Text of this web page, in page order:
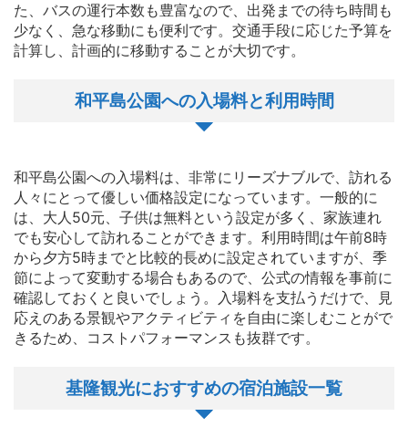
た、バスの運行本数も豊富なので、出発までの待ち時間も
少なく、急な移動にも便利です。交通手段に応じた予算を
計算し、計画的に移動することが大切です。
和平島公園への入場料と利用時間
和平島公園への入場料は、非常にリーズナブルで、訪れる
人々にとって優しい価格設定になっています。一般的に
は、大人50元、子供は無料という設定が多く、家族連れ
でも安心して訪れることができます。利用時間は午前8時
から夕方5時までと比較的長めに設定されていますが、季
節によって変動する場合もあるので、公式の情報を事前に
確認しておくと良いでしょう。入場料を支払うだけで、見
応えのある景観やアクティビティを自由に楽しむことがで
きるため、コストパフォーマンスも抜群です。
基隆観光におすすめの宿泊施設一覧